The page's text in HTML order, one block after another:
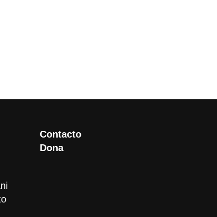
Contacto
Dona